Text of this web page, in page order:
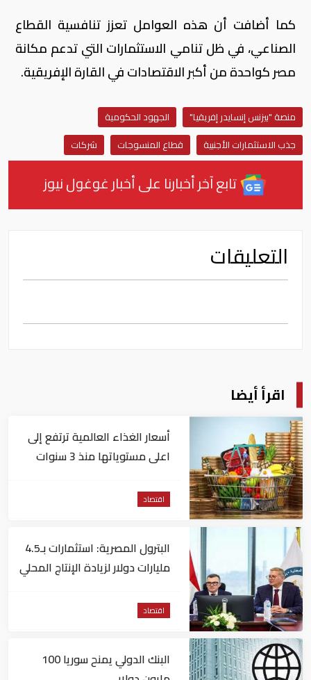
كما أضافت أن هذه العوامل تعزز تنافسية القطاع
الصناعي، في ظل تنامي الاستثمارات التي تدعم مكانة
مصر كواحدة من أكبر الاقتصادات في القارة الإفريقية.
منصة "بيزنس إنسايدر إفريقيا"
الجهود الحكومية
جذب الاستثمارات الأجنبية
قطاع المنسوجات شركات
تابع آخر أخبارنا على أخبار غوغول نيوز
التعليقات
اقرأ أيضا
أسعار الغذاء العالمية ترتفع إلى
اعلى مستوياتها منذ 3 سنوات
اقتصاد
البترول المصرية: استثمارات بـ4.5
مليارات دولار لزيادة الإنتاج المحلي
اقتصاد
البنك الدولي يمنح سوريا 100